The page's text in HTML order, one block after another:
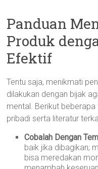
Panduan
Produk
Efektif
Tentu saja, menikmati
dilakukan dengan bijak
mental. Berikut
pribadi serta literatur
Cobalah Dengan
baik jika dibagikan;
bisa meredakan